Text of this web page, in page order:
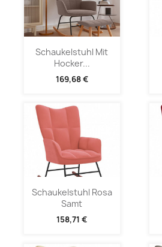
Schaukelstuhl Mit
Hocker...
169,68 €
Schaukelstuhl Rosa
Samt
158,71 €